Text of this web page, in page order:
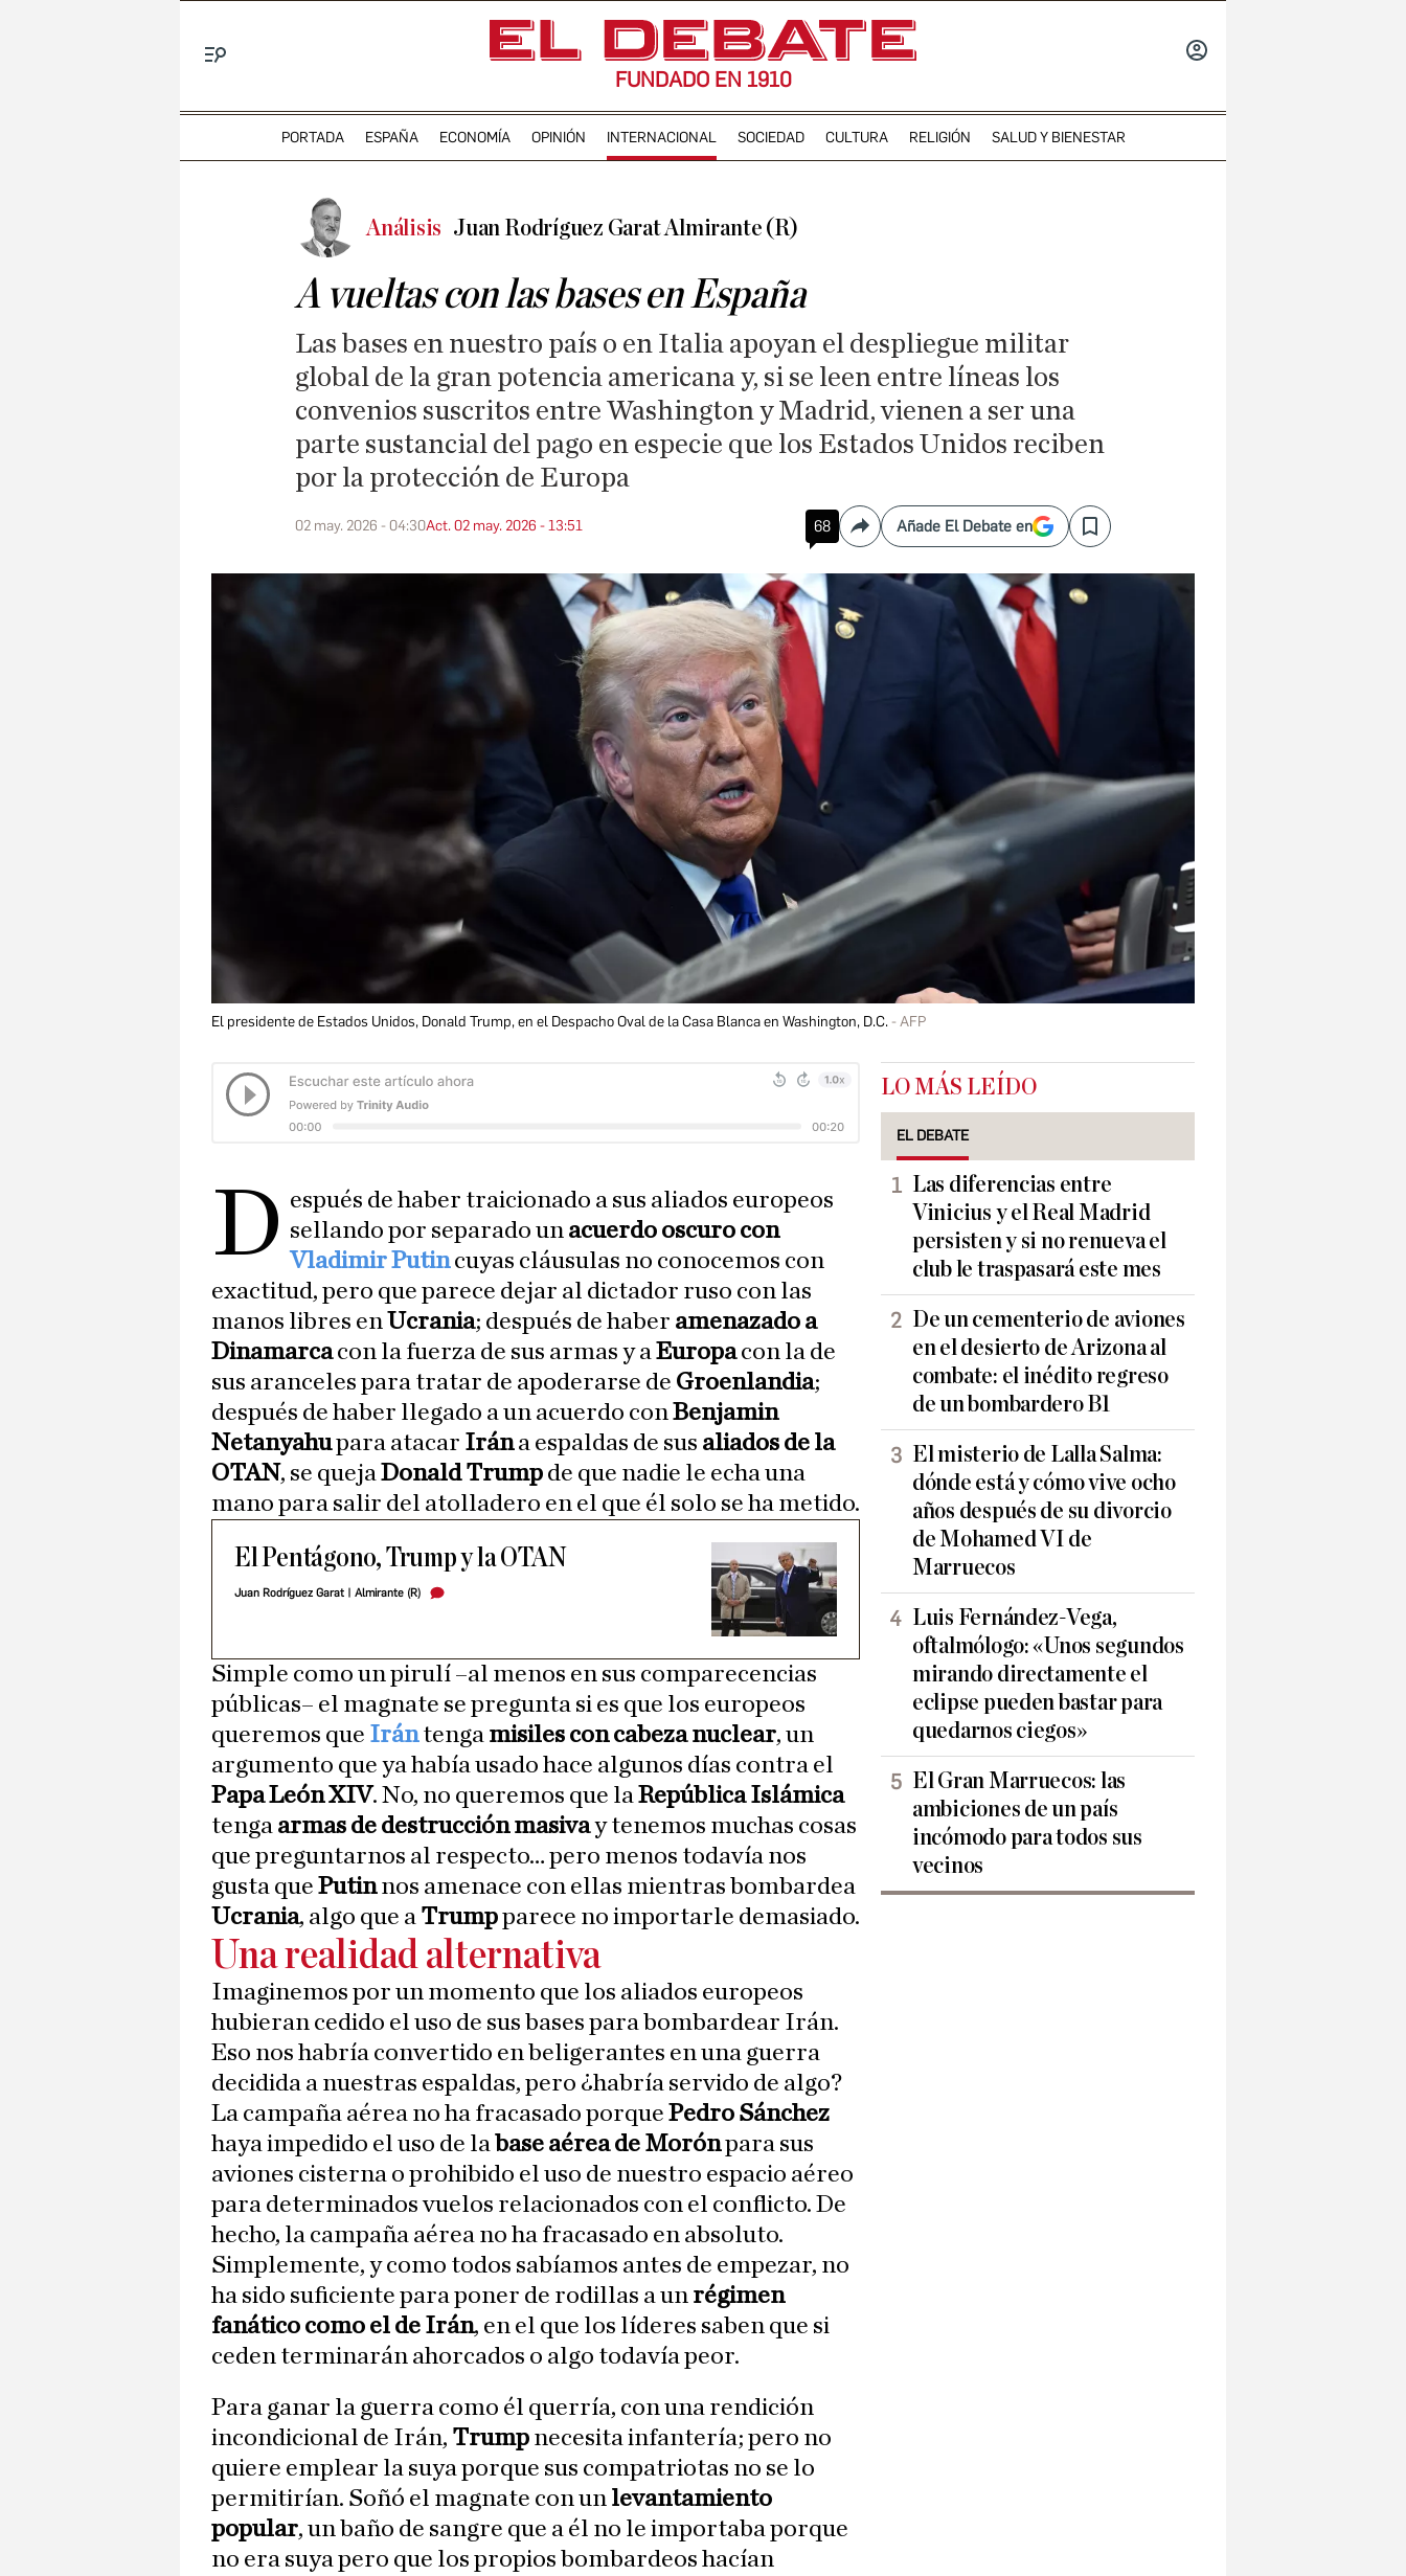
FUNDADO EN 1910
PORTADA ESPAÑA ECONOMÍA OPINIÓN INTERNACIONAL SOCIEDAD CULTURA RELIGIÓN SALUD Y BIENESTAR
Análisis Juan Rodríguez Garat Almirante (R)
A vueltas con las bases en España
Las bases en nuestro país o en Italia apoyan el despliegue militar
global de la gran potencia americana y, si se leen entre líneas los
convenios suscritos entre Washington y Madrid, vienen a ser una
parte sustancial del pago en especie que los Estados Unidos reciben
por la protección de Europa
02 may. 2026 - 04:30Act. 02 may. 2026 - 13:51 68 CompartirAñade El Debate en Save
El presidente de Estados Unidos, Donald Trump, en el Despacho Oval de la Casa Blanca en Washington, D.C. AFP
D espués de haber traicionado a sus aliados europeos
sellando por separado un acuerdo oscuro con
Vladimir Putincuyas cláusulas no conocemos con
exactitud, pero que parece dejar al dictador ruso con las
manos libres enUcrania; después de haber amenazado a
Dinamarcacon la fuerza de sus armas y aEuropacon la de
sus aranceles para tratar de apoderarse de Groenlandia;
después de haber llegado a un acuerdo conBenjamin
Netanyahupara atacar Irána espaldas de sus aliados de la
OTAN, se quejaDonald Trump de que nadie le echa una
mano para salir del atolladero en el que él solo se ha metido.
El Pentágono, Trump y la OTAN
Juan Rodríguez Garat | Almirante (R)
Simple como un pirulí –al menos en sus comparecencias
públicas– el magnate se pregunta si es que los europeos
queremos que Irántenga misiles con cabeza nuclear, un
argumento que ya había usado hace algunos días contra el
Papa León XIV. No, no queremos que laRepública Islámica
tenga armas de destrucción masivay tenemos muchas cosas
que preguntarnos al respecto… pero menos todavía nos
gusta que Putinnos amenace con ellas mientras bombardea
Ucrania, algo que a Trumpparece no importarle demasiado.
Una realidad alternativa
Imaginemos por un momento que los aliados europeos
hubieran cedido el uso de sus bases para bombardear Irán.
Eso nos habría convertido en beligerantes en una guerra
decidida a nuestras espaldas, pero ¿habría servido de algo?
La campaña aérea no ha fracasado porque Pedro Sánchez
haya impedido el uso de labase aérea de Morónpara sus
aviones cisterna o prohibido el uso de nuestro espacio aéreo
para determinados vuelos relacionados con el conflicto. De
hecho, la campaña aérea no ha fracasado en absoluto.
Simplemente, y como todos sabíamos antes de empezar, no
ha sido suficiente para poner de rodillas a un régimen
fanático como el de Irán, en el que los líderes saben que si
ceden terminarán ahorcados o algo todavía peor.
Para ganar la guerra como él querría, con una rendición
incondicional de Irán, Trump necesita infantería; pero no
quiere emplear la suya porque sus compatriotas no se lo
permitirían. Soñó el magnate con un levantamiento
popular, un baño de sangre que a él no le importaba porque
no era suya pero que los propios bombardeos hacían
LO MÁS LEÍDO
EL DEBATE
Las diferencias entre
Vinicius y el Real Madrid
persisten y si no renueva el
club le traspasará este mes
De un cementerio de aviones
en el desierto de Arizona al
combate: el inédito regreso
de un bombardero B1
El misterio de Lalla Salma:
dónde está y cómo vive ocho
años después de su divorcio
de Mohamed VI de
Marruecos
Luis Fernández-Vega,
oftalmólogo: «Unos segundos
mirando directamente el
eclipse pueden bastar para
quedarnos ciegos»
El Gran Marruecos: las
ambiciones de un país
incómodo para todos sus
vecinos